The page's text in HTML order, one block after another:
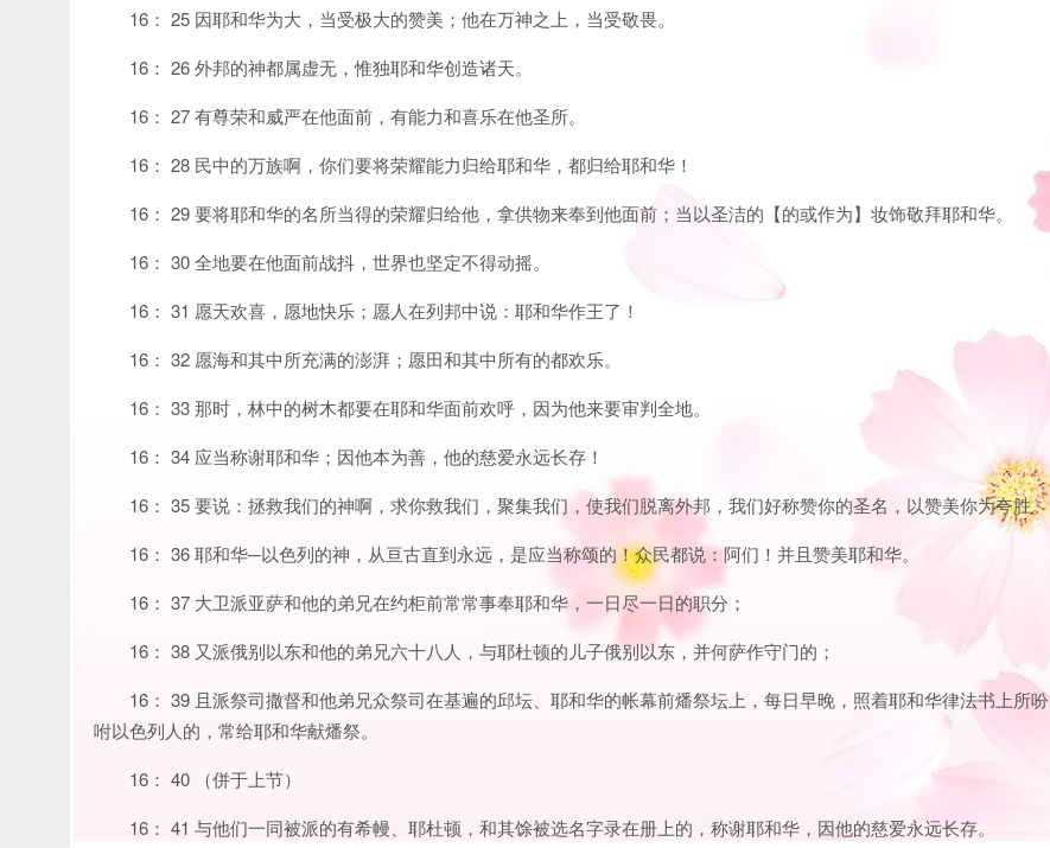
16： 25 因耶和华为大，当受极大的赞美；他在万神之上，当受敬畏。
16： 26 外邦的神都属虚无，惟独耶和华创造诸天。
16： 27 有尊荣和威严在他面前，有能力和喜乐在他圣所。
16： 28 民中的万族啊，你们要将荣耀能力归给耶和华，都归给耶和华！
16： 29 要将耶和华的名所当得的荣耀归给他，拿供物来奉到他面前；当以圣洁的【的或作为】妆饰敬拜耶和华。
16： 30 全地要在他面前战抖，世界也坚定不得动摇。
16： 31 愿天欢喜，愿地快乐；愿人在列邦中说：耶和华作王了！
16： 32 愿海和其中所充满的澎湃；愿田和其中所有的都欢乐。
16： 33 那时，林中的树木都要在耶和华面前欢呼，因为他来要审判全地。
16： 34 应当称谢耶和华；因他本为善，他的慈爱永远长存！
16： 35 要说：拯救我们的神啊，求你救我们，聚集我们，使我们脱离外邦，我们好称赞你的圣名，以赞美你为夸胜。
16： 36 耶和华─以色列的神，从亘古直到永远，是应当称颂的！众民都说：阿们！并且赞美耶和华。
16： 37 大卫派亚萨和他的弟兄在约柜前常常事奉耶和华，一日尽一日的职分；
16： 38 又派俄别以东和他的弟兄六十八人，与耶杜顿的儿子俄别以东，并何萨作守门的；
16： 39 且派祭司撒督和他弟兄众祭司在基遍的邱坛、耶和华的帐幕前燔祭坛上，每日早晚，照着耶和华律法书上所吩
咐以色列人的，常给耶和华献燔祭。
16： 40 （併于上节）
16： 41 与他们一同被派的有希幔、耶杜顿，和其馀被选名字录在册上的，称谢耶和华，因他的慈爱永远长存。